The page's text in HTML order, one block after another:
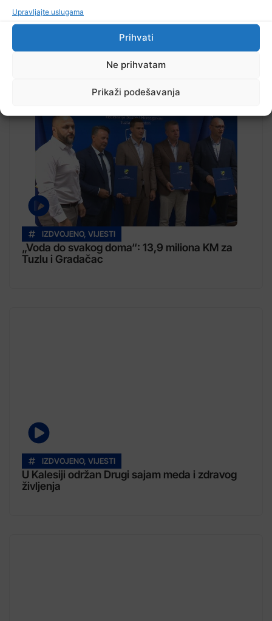
Upravljajte uslugama
Prihvati
Ne prihvatam
Prikaži podešavanja
IZDVOJENO, VIJESTI
„Voda do svakog doma“: 13,9 miliona KM za
Tuzlu i Gradačac
IZDVOJENO, VIJESTI
U Kalesiji održan Drugi sajam meda i zdravog
življenja